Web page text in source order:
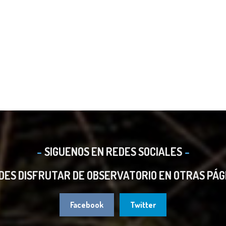
SIGUENOS EN REDES SOCIALES
DISFRUTAR DE OBSERVATORIO EN OTRAS
Facebook Twitter